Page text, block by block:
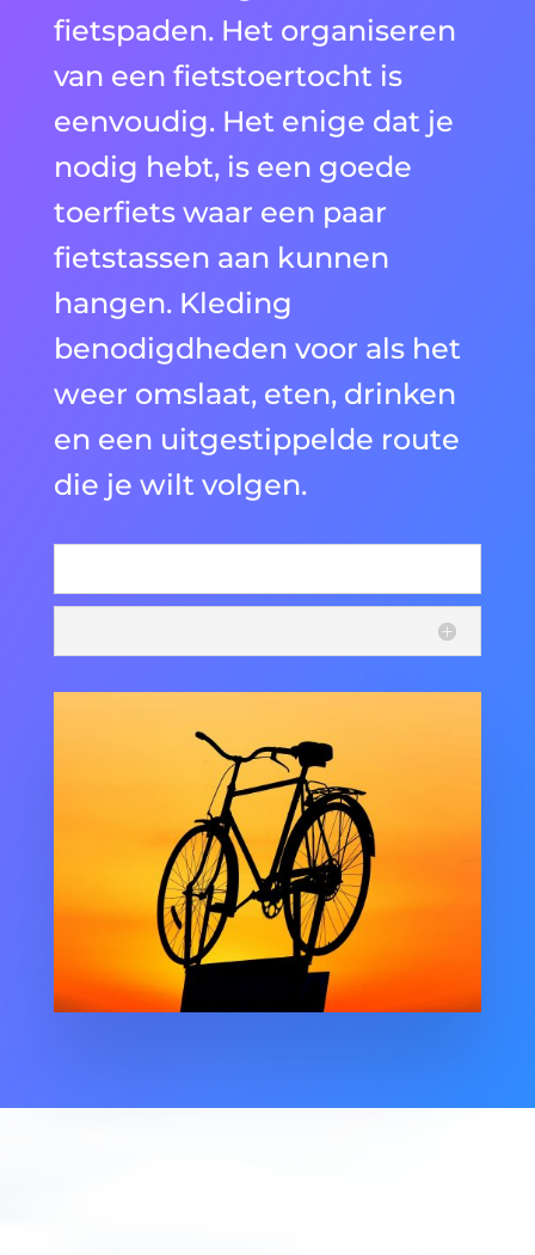
fietspaden. Het organiseren
van een fietstoertocht is
eenvoudig. Het enige dat je
nodig hebt, is een goede
toerfiets waar een paar
fietstassen aan kunnen
hangen. Kleding
benodigdheden voor als het
weer omslaat, eten, drinken
en een uitgestippelde route
die je wilt volgen.